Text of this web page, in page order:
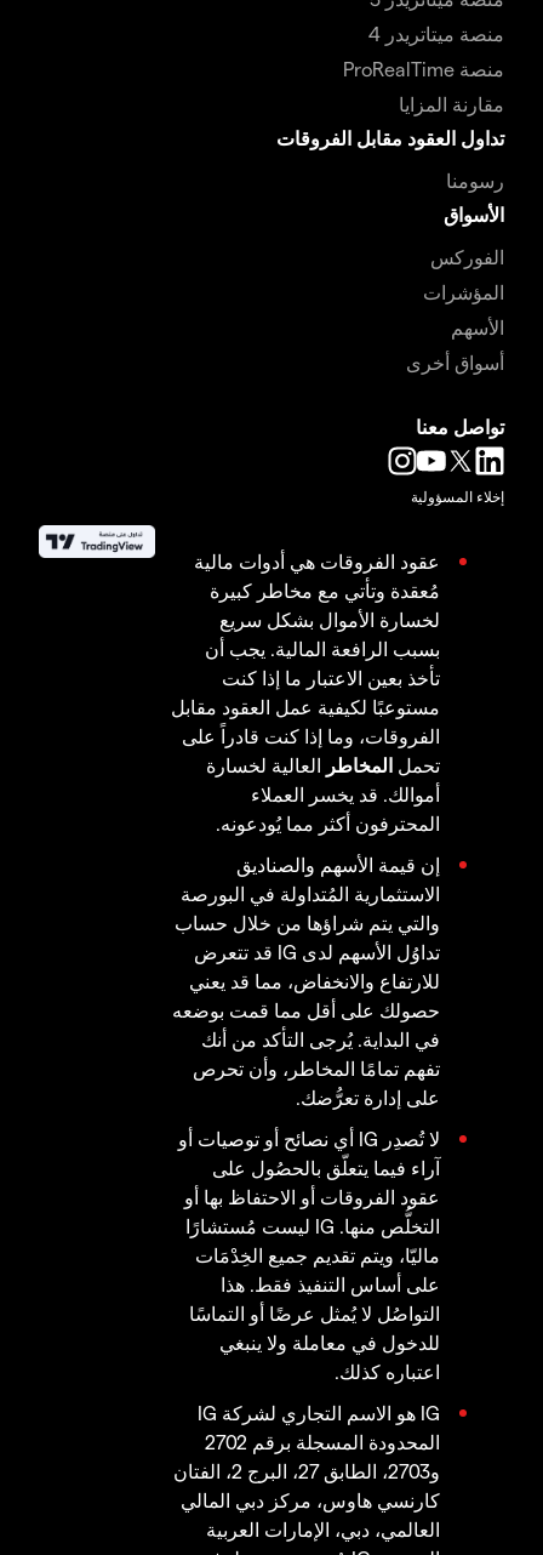
منصة ميتاتريدر 4
منصة ProRealTime
مقارنة المزايا
تداول العقود مقابل الفروقات
رسومنا
الأسواق
الفوركس
المؤشرات
الأسهم
أسواق أخرى
تواصل معنا
إخلاء المسؤولية
عقود الفروقات هي أدوات مالية
مُعقدة وتأتي مع مخاطر كبيرة
لخسارة الأموال بشكل سريع
بسبب الرافعة المالية. يجب أن
تأخذ بعين الاعتبار ما إذا كنت
مستوعبًا لكيفية عمل العقود مقابل
الفروقات، وما إذا كنت قادراً على
تحمل المخاطر العالية لخسارة
أموالك. قد يخسر العملاء
المحترفون أكثر مما يُودعونه.
إن قيمة الأسهم والصناديق
الاستثمارية المُتداولة في البورصة
والتي يتم شراؤها من خلال حساب
تداوُل الأسهم لدى IG قد تتعرض
للارتفاع والانخفاض، مما قد يعني
حصولك على أقل مما قمت بوضعه
في البداية. يُرجى التأكد من أنك
تفهم تمامًا المخاطر، وأن تحرص
على إدارة تعرُّضك.
لا تُصدِر IG أي نصائح أو توصيات أو
آراء فيما يتعلّق بالحصُول على
عقود الفروقات أو الاحتفاظ بها أو
التخلُّص منها. IG ليست مُستشارًا
ماليّا، ويتم تقديم جميع الخِدْمَات
على أساس التنفيذ فقط. هذا
التواصُل لا يُمثل عرضًا أو التماسًا
للدخول في معاملة ولا ينبغي
اعتباره كذلك.
IG هو الاسم التجاري لشركة IG
المحدودة المسجلة برقم 2702
و2703، الطابق 27، البرج 2، الفتان
كارنسي هاوس، مركز دبي المالي
العالمي، دبي، الإمارات العربية